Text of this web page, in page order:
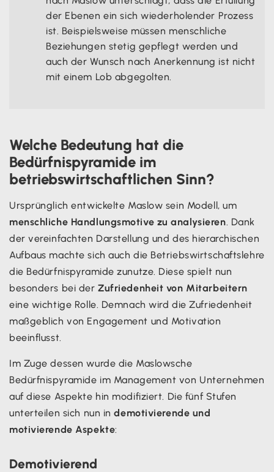
der Ebenen ein sich wiederholender Prozess
ist. Beispielsweise müssen menschliche
Beziehungen stetig gepflegt werden und
auch der Wunsch nach Anerkennung ist nicht
mit einem Lob abgegolten.
Welche Bedeutung hat die
Bedürfnispyramide im
betriebswirtschaftlichen Sinn?
Ursprünglich entwickelte Maslow sein Modell, um
menschliche Handlungsmotive zu analysieren. Dank
der vereinfachten Darstellung und des hierarchischen
Aufbaus machte sich auch die Betriebswirtschaftslehre
die Bedürfnispyramide zunutze. Diese spielt nun
besonders bei derZufriedenheit von Mitarbeitern
eine wichtige Rolle. Demnach wird die Zufriedenheit
maßgeblich von Engagement und Motivation
beeinflusst.
Im Zuge dessen wurde die Maslowsche
Bedürfnispyramide im Management von Unternehmen
auf diese Aspekte hin modifiziert. Die fünf Stufen
unterteilen sich nun indemotivierende und
motivierende Aspekte:
Demotivierend